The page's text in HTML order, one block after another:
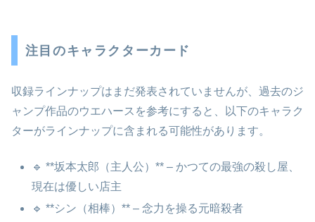
注目のキャラクターカード
収録ラインナップはまだ発表されていませんが、過去のジ
ャンプ作品のウエハースを参考にすると、以下のキャラク
ターがラインナップに含まれる可能性があります。
🔹 **坂本太郎（主人公）** – かつての最強の殺し屋、
現在は優しい店主
🔹 **シン（相棒）** – 念力を操る元暗殺者